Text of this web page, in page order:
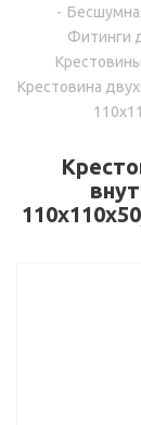
-
Фитинги
Крестовина